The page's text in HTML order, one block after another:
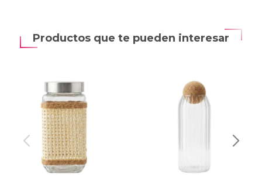
Productos que te pueden interesar